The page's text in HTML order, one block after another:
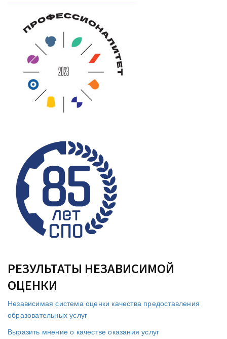
РЕЗУЛЬТАТЫ НЕЗАВИСИМОЙ
ОЦЕНКИ
Независимая система оценки качества предоставления
образовательных услуг
Выразить мнение о качестве оказания услуг